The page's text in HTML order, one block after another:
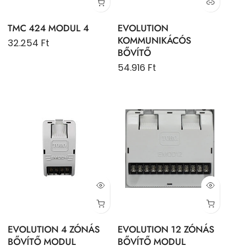
TMC 424 MODUL 4
32.254 Ft
EVOLUTION
KOMMUNIKÁCÓS
BŐVÍTŐ
54.916 Ft
EVOLUTION 4 ZÓNÁS
BŐVÍTŐ MODUL
EVOLUTION 12 ZÓNÁS
BŐVÍTŐ MODUL